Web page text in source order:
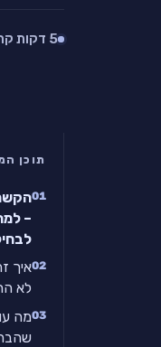
5 דקות קריאה
תוכן
–
איך
לא
מה